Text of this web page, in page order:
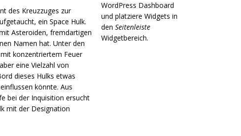
des Kreuzzuges zur
ein Space Hulk.
Asteroiden, fremdartigen
Namen hat. Unter den
konzentriertem Feuer
eine Vielzahl von
dieses Hulks etwas
könnte. Aus
bei der Inquisition ersucht
mit der Designation
WordPress Dashboard
und platziere Widgets in
denSeitenleiste
Widgetbereich.